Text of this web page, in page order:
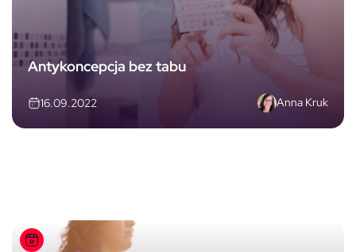
Antykoncepcja bez tabu
16.09.2022 Anna Kruk